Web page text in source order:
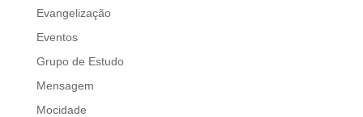
Evangelização
Eventos
Grupo de Estudo
Mensagem
Mocidade